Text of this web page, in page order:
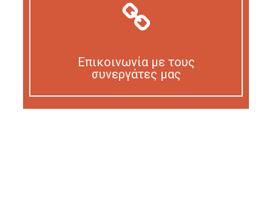
Επικοινωνία με τους
συνεργάτες μας